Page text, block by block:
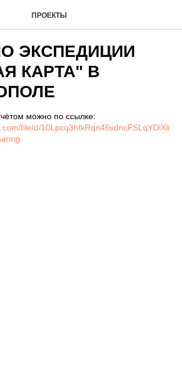
ПРОЕКТЫ
ЭКСПЕДИЦИИ
КАРТА" В
можно по ссылке:
file/d/10Lpcq3htkRqn46vdncFSLqYDiXli